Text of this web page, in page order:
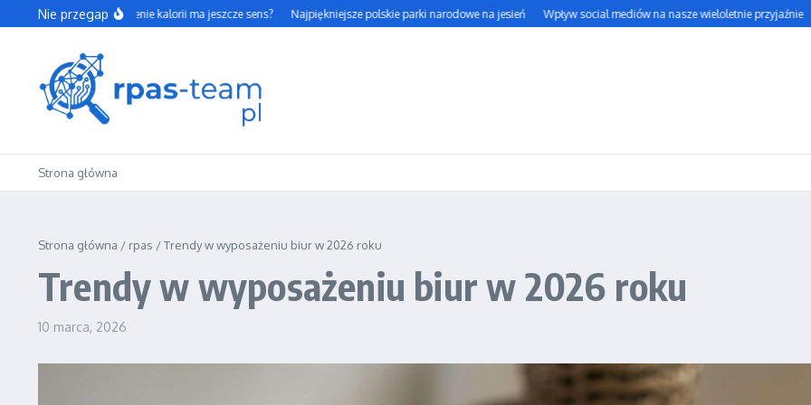
Przejdź do treści
Nie przegap
Czy codzienne liczenie kalorii ma jeszcze sens? Najpiękniejsze polskie parki narodowe na jesień Wpływ social mediów na nasze wieloletnie przyjaźnie Jak
Strona główna
Strona główna / rpas /Trendy w wyposażeniu biur w 2026 roku
Trendy w wyposażeniu biur w 2026 roku
10 marca, 2026